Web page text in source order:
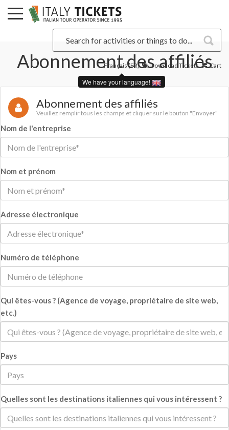
Français (FR)
We have your language!
Download Tickets Cart
Abonnement des affiliés
Abonnement des affiliés
Veuillez remplir tous les champs et cliquer sur le bouton "Envoyer"
Nom de l'entreprise
Nom et prénom
Adresse électronique
Numéro de téléphone
Qui êtes-vous ? (Agence de voyage, propriétaire de site web,
etc.)
Pays
Quelles sont les destinations italiennes qui vous intéressent ?